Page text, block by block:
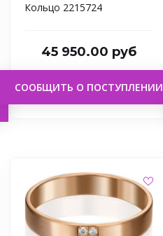
Кольцо 2215724
45 950.00 руб
СООБЩИТЬ О ПОСТУПЛЕНИИ